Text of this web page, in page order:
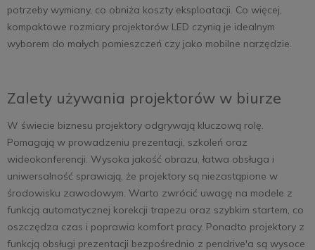
potrzeby wymiany, co obniża koszty eksploatacji. Co więcej,
kompaktowe rozmiary projektorów LED czynią je idealnym
wyborem do małych pomieszczeń czy jako mobilne narzędzie.
Zalety używania projektorów w biurze
W świecie biznesu projektory odgrywają kluczową rolę.
Pomagają w prowadzeniu prezentacji, szkoleń oraz
wideokonferencji. Wysoka jakość obrazu, łatwa obsługa i
uniwersalność sprawiają, że projektory są niezastąpione w
środowisku zawodowym. Warto zwrócić uwagę na modele z
funkcją automatycznej korekcji trapezu oraz szybkim startem, co
oszczędza czas i poprawia komfort pracy. Ponadto projektory z
funkcją obsługi prezentacji bezpośrednio z pendrive'a są wysoce